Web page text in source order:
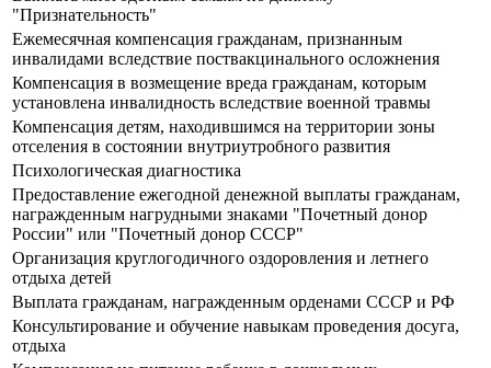
"Признательность"
Ежемесячная компенсация гражданам, признанным
инвалидами вследствие поствакцинального осложнения
Компенсация в возмещение вреда гражданам, которым
установлена инвалидность вследствие военной травмы
Компенсация детям, находившимся на территории зоны
отселения в состоянии внутриутробного развития
Психологическая диагностика
Предоставление ежегодной денежной выплаты гражданам,
награжденным нагрудными знаками "Почетный донор
России" или "Почетный донор СССР"
Организация круглогодичного оздоровления и летнего
отдыха детей
Выплата гражданам, награжденным орденами СССР и РФ
Консультирование и обучение навыкам проведения досуга,
отдыха